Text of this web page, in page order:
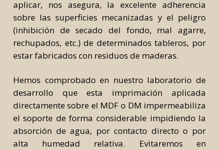
aplicar, nos asegura, la excelente adherencia
sobre las superficies mecanizadas y el peligro
(inhibición de secado del fondo, mal agarre,
rechupados, etc.) de determinados tableros, por
estar fabricados con residuos de maderas.
Hemos comprobado en nuestro laboratorio de
desarrollo que esta imprimación aplicada
directamente sobre el MDF o DM impermeabiliza
el soporte de forma considerable impidiendo la
absorción de agua, por contacto directo o por
alta humedad relativa. Evitaremos en